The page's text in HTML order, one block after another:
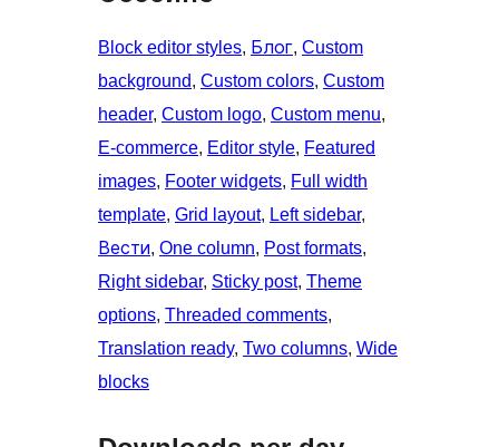
Block editor styles, Блог, Custom
background, Custom colors, Custom
header, Custom logo, Custom menu
E-commerce, Editor style, Featured
images, Footer widgets, Full width
template, Grid layout, Left sidebar
Вести, One column, Post formats
Right sidebar, Sticky post, Theme
options, Threaded comments
Translation ready, Two columns, Wide
blocks